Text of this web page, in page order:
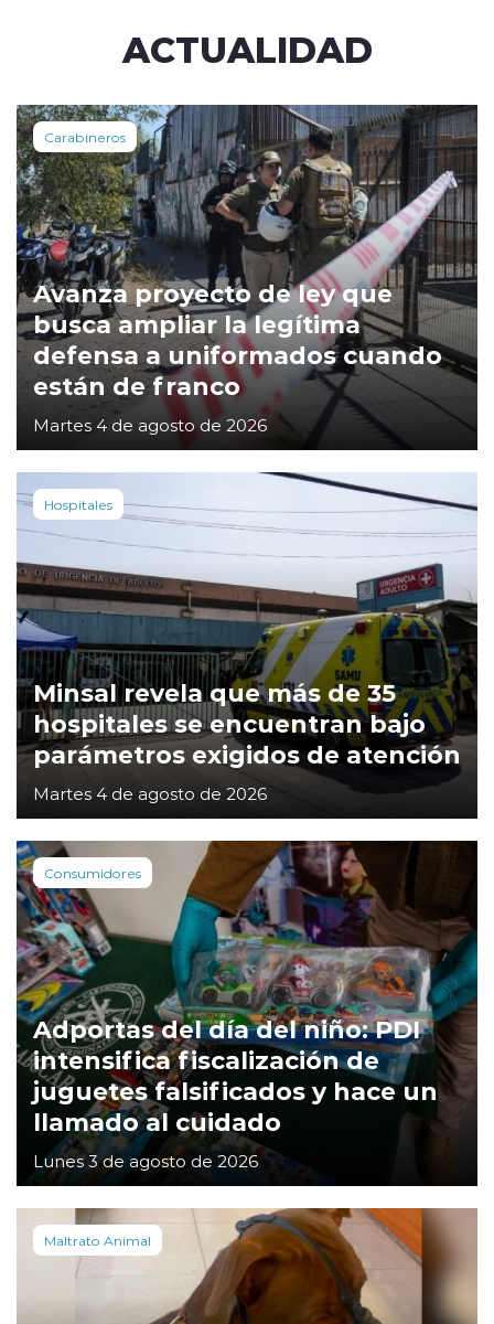
ACTUALIDAD
Carabineros
Avanza proyecto de ley que
busca ampliar la legítima
defensa a uniformados cuando
están de franco
Martes 4 de agosto de 2026
Hospitales
Minsal revela que más de 35
hospitales se encuentran bajo
parámetros exigidos de atención
Martes 4 de agosto de 2026
Consumidores
Adportas del día del niño: PDI
intensifica fiscalización de
juguetes falsificados y hace un
llamado al cuidado
Lunes 3 de agosto de 2026
Maltrato Animal